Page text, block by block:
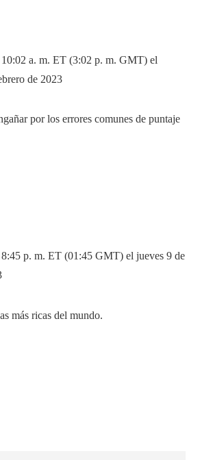
10:02 a. m. ET (3:02 p. m. GMT) el
de 2023
p. m. ET (01:45 GMT) el jueves 9 de